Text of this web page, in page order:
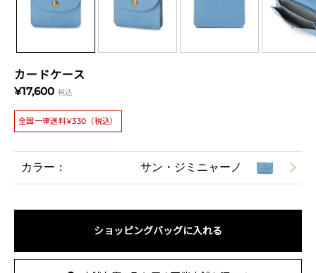
カードケース
¥17,600 税込
全国一律送料¥330（税込）
カラー： サン・ジミニャーノ
ショッピングバッグに入れる